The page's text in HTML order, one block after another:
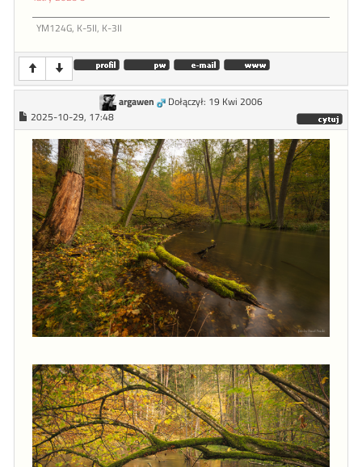
YM124G, K-5II, K-3II
argawen
Dołączył: 19 Kwi 2006
2025-10-29, 17:48